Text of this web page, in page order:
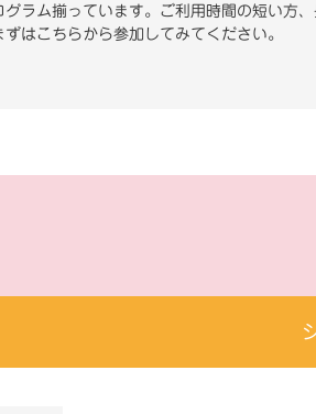
ラム揃っています。ご利用時間の短い方
はこちらから参加してみてください。